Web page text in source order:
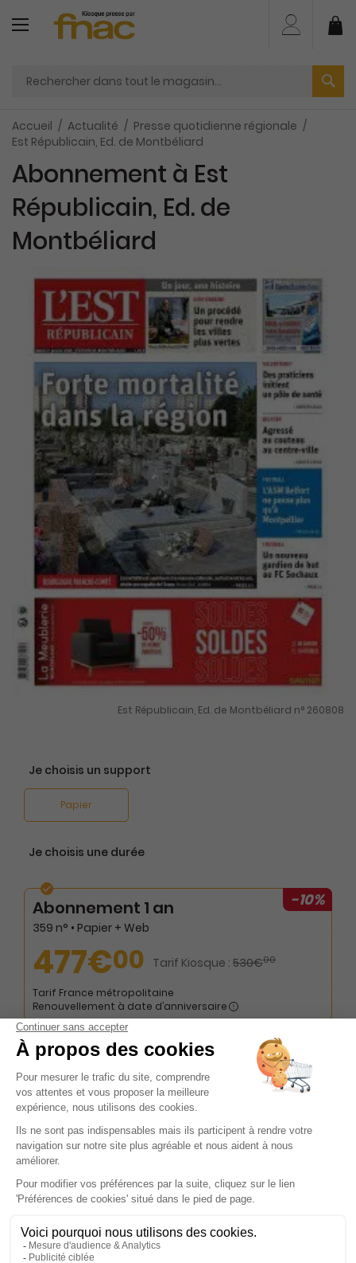
contenu
Accueil Actualité
Presse quotidienne régionale
Est Républicain, Ed. de Montbéliard
Est Républicain, Ed. de Montbéliard n° 260808
Abonnement à Est
Républicain, Ed. de
Montbéliard
Je choisis un support
Papier
Je choisis une durée
-10%
Abonnement 1 an
359 n° • Papier + Web
477€00 Tarif Kiosque : 530€00
Tarif France métropolitaine
Renouvellement à date d’anniversaire
Présentation du magazine Est Républicain,
Ed. de Montbéliard
L'Est Républicain, fondé à Nancy le 5 mai 1889, est un pilier
de la presse quotidienne française, incarnant plus de 130
régional, ancré en Lorraine et en Franche-Comté, a su
traverser les époques en restant fidèle à ses valeurs
avec ses lecteurs. Grâce à une succession de directeurs
visionnaires et à une équipe de journalistes passionnés,